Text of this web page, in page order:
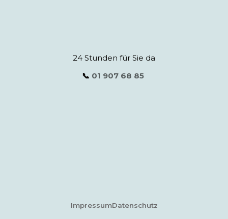
24 Stunden für Sie da
📞 01 907 68 85
ImpressumDatenschutz